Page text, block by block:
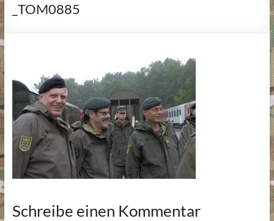
_TOM0885
Schreibe einen Kommentar